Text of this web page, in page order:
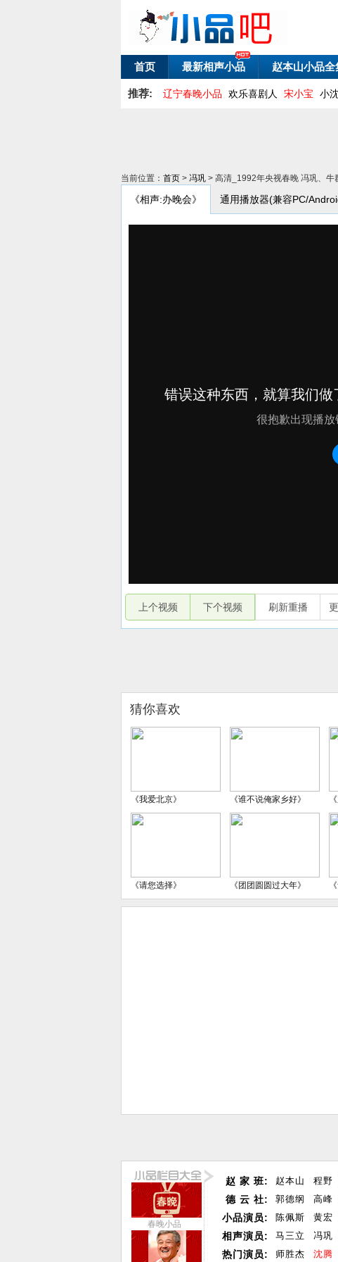
首页 最新相声小品 赵本山小品全
推荐: 辽宁春晚小品 欢乐喜剧人 宋小宝 小
当前位置： 首页 > 冯巩 > 高清_1992年央视春晚 冯巩、牛
《相声:办晚会》 通用播放器(兼容PC/
上个视频 下个视频 刷新重播
猜你喜欢
《我爱北京》 《谁不说俺家乡好》
《请您选择》 《团团圆圆过大年》
春晚小品
赵 家 班:
德 云 社:
小品演员:
相声演员:
热门演员:
赵本山 程野
郭德纲
高峰
陈佩斯
黄宏
马三立
冯巩
师胜杰
沈腾